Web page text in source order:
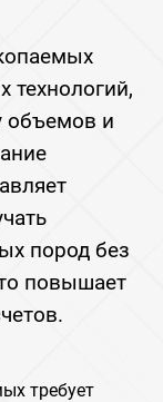
технологий,
объемов и
пород без
повышает
требует